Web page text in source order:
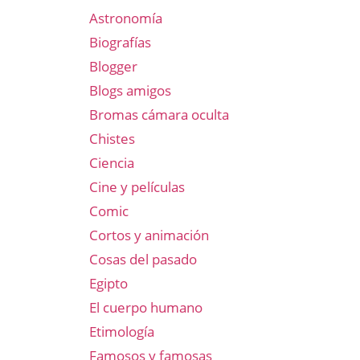
Astronomía
Biografías
Blogger
Blogs amigos
Bromas cámara oculta
Chistes
Ciencia
Cine y películas
Comic
Cortos y animación
Cosas del pasado
Egipto
El cuerpo humano
Etimología
Famosos y famosas